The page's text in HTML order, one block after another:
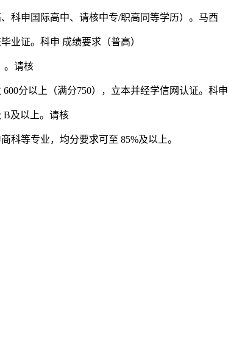
科申 国际高中、请核中专/职高同等学历）。马西
业证。科申 成绩要求（普高）
。请核
600分以上（满分750），立本并经学信网认证。科申
B及以上。请核
科等专业，均分要求可至 85%及以上。